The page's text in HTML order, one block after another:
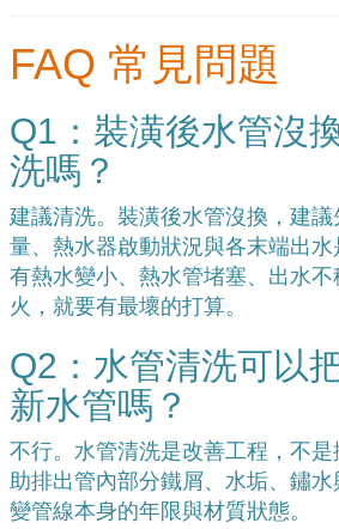
FAQ 常見問題
Q1：裝潢後水管沒
洗嗎？
建議清洗。裝潢後水管沒換，建
量、熱水器啟動狀況與各末端出
有熱水變小、熱水管堵塞、出水
火，就要有最壞的打算。
Q2：水管清洗可以
新水管嗎？
不行。水管清洗是改善工程，不
助排出管內部分鐵屑、水垢、鏽
變管線本身的年限與材質狀態。